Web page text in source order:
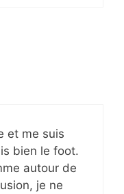
et me suis
bien le foot.
autour de
je ne